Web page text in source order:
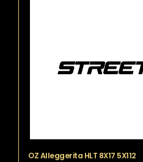
OZ Alleggerita HLT 8X17 5X112